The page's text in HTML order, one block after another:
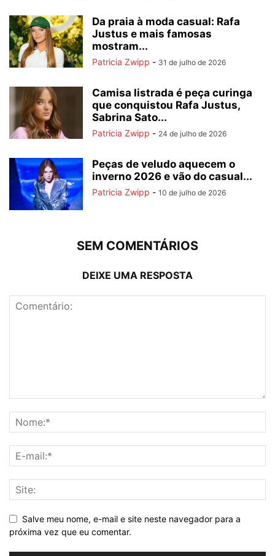
Da praia à moda casual: Rafa
Justus e mais famosas
mostram...
Patricia Zwipp - 31 de julho de 2026
Camisa listrada é peça curinga
que conquistou Rafa Justus,
Sabrina Sato...
Patricia Zwipp - 24 de julho de 2026
Peças de veludo aquecem o
inverno 2026 e vão do casual...
Patricia Zwipp - 10 de julho de 2026
SEM COMENTÁRIOS
DEIXE UMA RESPOSTA
Salve meu nome, e-mail e site neste navegador para a
próxima vez que eu comentar.